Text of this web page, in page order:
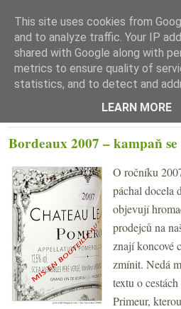
☰ Menu
Bordeaux 2007 – kampaň
O ročníku
páchal docela
objevují
prodejců na
znají koncové
zmínit. Nedá
textu o
Primeur,
This site uses cookies from
and to analyze traffic. Your IP
shared with Google along with
metrics to ensure quality of
statistics, and to detect and
LEARN MORE